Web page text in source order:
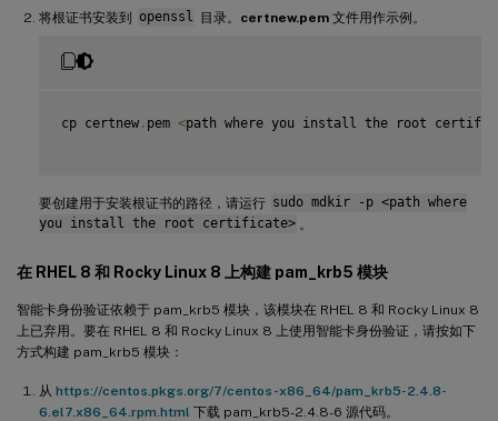
将根证书安装到 openssl 目录。 certnew.pem文件用作示例。
cp certnew . pem <path where you install the root
要创建用于安装根证书的路径，请运行 sudo mdkir -p <path where
you install the root certificate> 。
在 RHEL 8 和 Rocky Linux 8 上构建 pam_krb5 模块
智能卡身份验证依赖于 pam_krb5 模块，该模块在 RHEL 8 和 Rocky Linux 8
上已弃用。要在 RHEL 8 和 Rocky Linux 8 上使用智能卡身份验证，请按如下
方式构建 pam_krb5 模块：
从 https://centos.pkgs.org/7/centos-x86_64/pam_krb5-2.4.8-
6.el7.x86_64.rpm.html 下载 pam_krb5-2.4.8-6 源代码。